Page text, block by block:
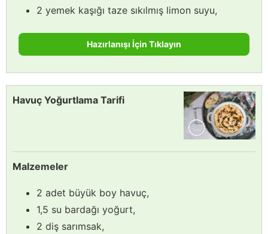
2 yemek kaşığı taze sıkılmış limon suyu,
Hazırlanışı İçin Tıklayın
Havuç Yoğurtlama Tarifi
Malzemeler
2 adet büyük boy havuç,
1,5 su bardağı yoğurt,
2 diş sarımsak,